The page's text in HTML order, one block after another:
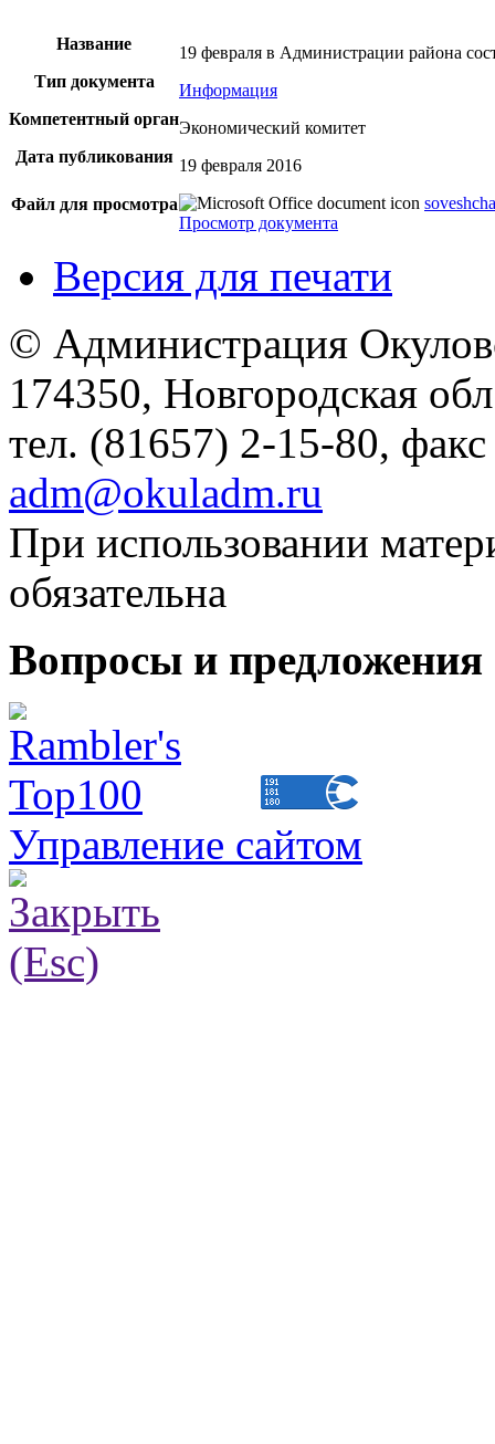
Название
19 февраля в Администрации района
Тип документа
Информация
Компетентный органЭкономический комитет
Дата публикования 19 февраля 2016
Файл для просмотра
Просмотр документа
Версия для печати
© Администрация
174350, Новгородская
тел. (81657) 2-15-80,
adm@okuladm.ru
При использовании
обязательна
Вопросы и
Управление сайтом